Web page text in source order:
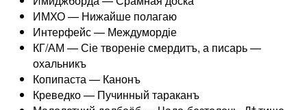
ИМХО — Нижайше полагаю
Интерфейс — Междумордіе
КГ/АМ — Сіе твореніе смердитъ, а писарь —
охальникъ
Копипаста — Канонъ
Креведко — Пучинный тараканъ